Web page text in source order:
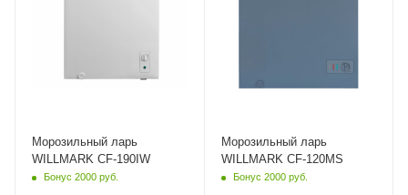
Морозильный ларь
WILLMARK CF-190IW
Бонус 2000 руб.
Морозильный ларь
WILLMARK CF-120MS
Бонус 2000 руб.